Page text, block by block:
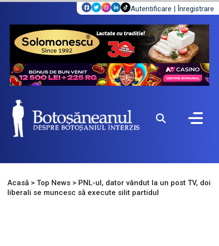
Autentificare | Înregistrare
Acasă > Top News > PNL-ul, dator vândut la un post TV, doi
liberali se muncesc să execute silit partidul